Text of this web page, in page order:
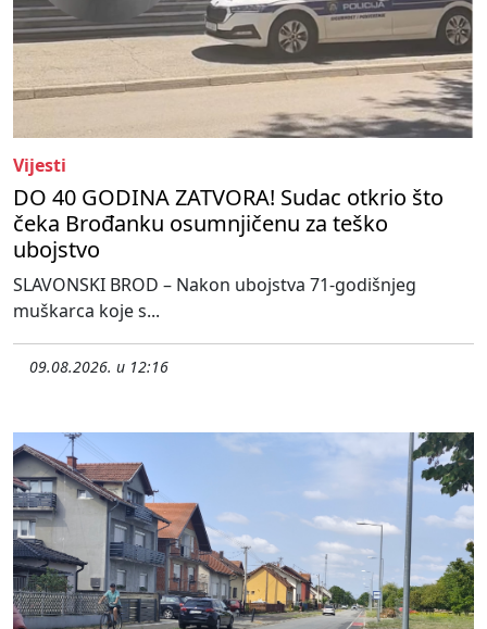
Vijesti
DO 40 GODINA ZATVORA! Sudac otkrio što
čeka Brođanku osumnjičenu za teško
ubojstvo
SLAVONSKI BROD – Nakon ubojstva 71-godišnjeg
muškarca koje s...
09.08.2026. u 12:16